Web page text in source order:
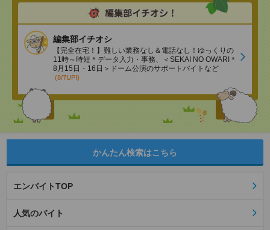
編集部イチオシ
【完全在宅！】難しい業務なし＆電話なし！ゆっくりの
11時～時短＊データ入力・事務、＜SEKAI NO OWARI＊
8月15日・16日＞ドーム公演のサポートバイトなど
(8/7UP!)
かんたん検索はこちら
エンバイトTOP
人気のバイト